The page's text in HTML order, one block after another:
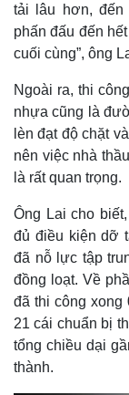
Thế giới
Quan sát
Cuộc sống đó đây
Hồ sơ
tải lâu hơn, đến
phấn đấu đến
cuối cùng”, ông
Ngoài ra, thi
nhựa cũng là
lèn đạt độ chặt
nên việc nhà
là rất quan trọng.
Ông Lai cho
đủ điều kiện dỡ
đã nỗ lực tập
đồng loạt. Về
đã thi công xong
21 cái chuẩn bị
tổng chiều dại
thành.